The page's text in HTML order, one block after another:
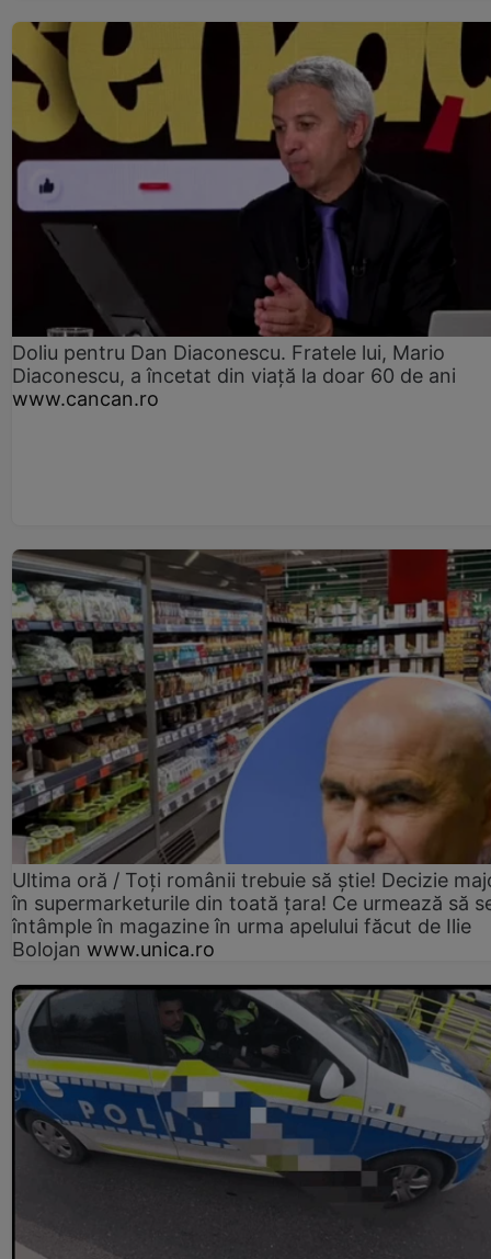
Doliu pentru Dan Diaconescu. Fratele lui, Mario
Diaconescu, a încetat din viață la doar 60 de ani
www.cancan.ro
Ultima oră / Toți românii trebuie să știe! Decizie
în supermarketurile din toată țara! Ce urmează să
întâmple în magazine în urma apelului făcut de Ilie
Bolojan www.unica.ro